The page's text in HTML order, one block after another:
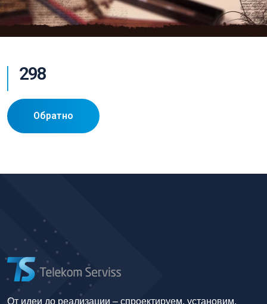
298
Обратно
От идеи до реализации – спроектируем, установим,